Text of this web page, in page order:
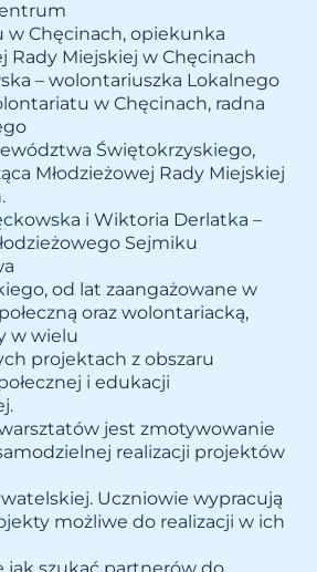
w Chęcinach, opiekunka
Rady Miejskiej w Chęcinach
– wolontariuszka Lokalnego
w Chęcinach, radna
Świętokrzyskiego,
Młodzieżowej Rady Miejskiej
i Wiktoria Derlatka –
Sejmiku
od lat zaangażowane w
oraz wolontariacką,
w wielu
projektach z obszaru
i edukacji
jest zmotywowanie
realizacji projektów
Uczniowie wypracują
możliwe do realizacji w ich
jak szukać partnerów do